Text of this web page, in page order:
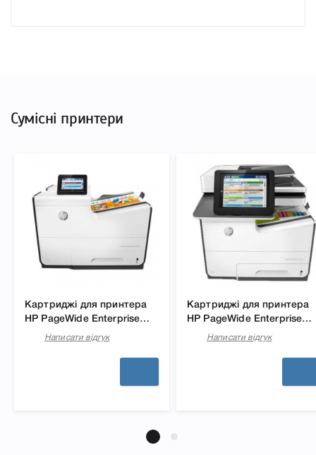
Сумісні принтери
Картриджі для принтера
HP PageWide Enterprise
Color 556dn
Написати відгук
Картриджі для принтера
HP PageWide Enterprise
Color 586dn
Написати відгук